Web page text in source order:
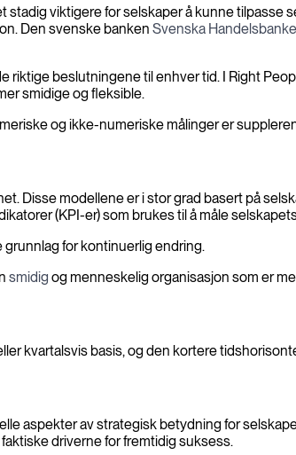
viktigere for selskaper å kunne tilpasse
Den svenske banken Svenska
riktige beslutningene til enhver tid. I Right
smidige og fleksible.
og ikke-numeriske målinger er
Disse modellene er i stor grad basert på
(KPI-er) som brukes til å måle
for kontinuerlig endring.
smidig og menneskelig organisasjon som er
kvartalsvis basis, og den kortere
aspekter av strategisk betydning for
driverne for fremtidig suksess.